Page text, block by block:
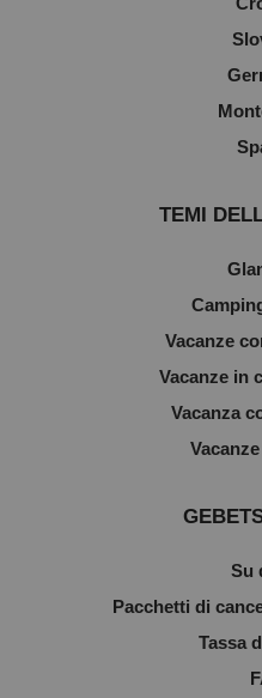
TEMI
Vacanze
Vacanze in
Vacanza
Su
Pacchetti di
Tassa